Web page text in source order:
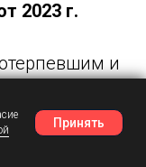
2023 г.
и
Финансовый
Принять